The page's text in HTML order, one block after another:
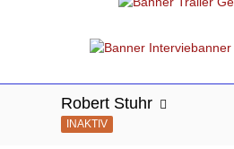
Robert Stuhr
INAKTIV